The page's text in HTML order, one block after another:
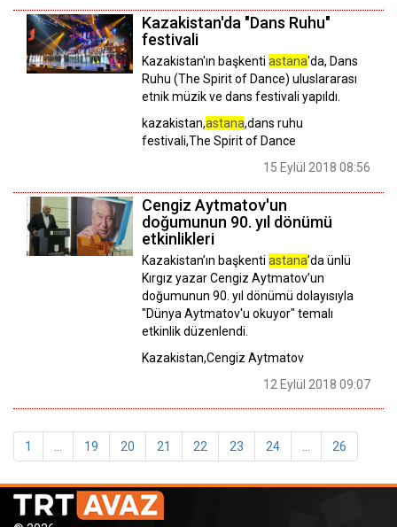
Kazakistan'da "Dans Ruhu"
festivali
Kazakistan'ın başkenti astana'da, Dans
Ruhu (The Spirit of Dance) uluslararası
etnik müzik ve dans festivali yapıldı.
kazakistan,astana,dans ruhu
festivali,The Spirit of Dance
15 Eylül 2018 08:56
Cengiz Aytmatov'un
doğumunun 90. yıl dönümü
etkinlikleri
Kazakistan’ın başkenti astana’da ünlü
Kırgız yazar Cengiz Aytmatov’un
doğumunun 90. yıl dönümü dolayısıyla
"Dünya Aytmatov'u okuyor" temalı
etkinlik düzenlendi.
Kazakistan,Cengiz Aytmatov
12 Eylül 2018 09:07
1 19 20 21 22 23 24 26